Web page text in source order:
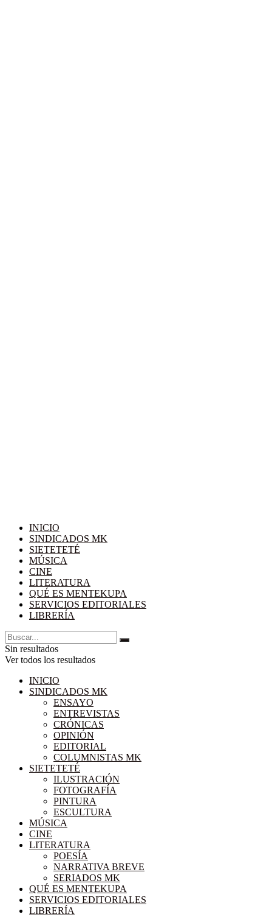
INICIO
SINDICADOS MK
SIETETETÉ
MÚSICA
CINE
LITERATURA
QUÉ ES MENTEKUPA
SERVICIOS EDITORIALES
LIBRERÍA
Sin resultados
Ver todos los resultados
INICIO
SINDICADOS MK
ENSAYO
ENTREVISTAS
CRÓNICAS
OPINIÓN
EDITORIAL
COLUMNISTAS MK
SIETETETÉ
ILUSTRACIÓN
FOTOGRAFÍA
PINTURA
ESCULTURA
MÚSICA
CINE
LITERATURA
POESÍA
NARRATIVA BREVE
SERIADOS MK
QUÉ ES MENTEKUPA
SERVICIOS EDITORIALES
LIBRERÍA